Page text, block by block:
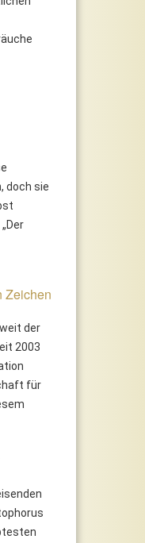
doch sie
Zeichen
der
2003
für